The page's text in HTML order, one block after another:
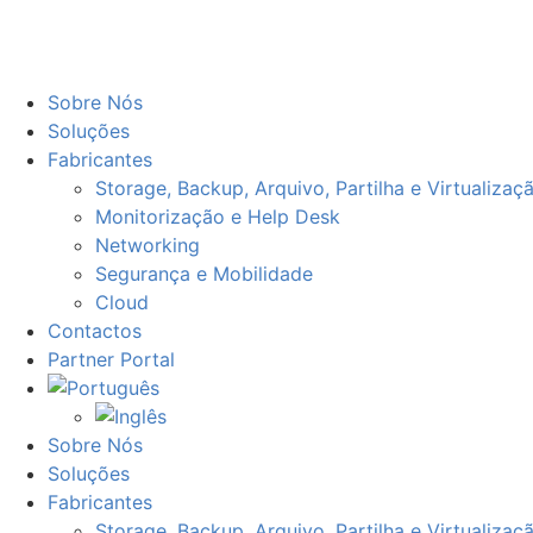
Sobre Nós
Soluções
Fabricantes
Storage, Backup, Arquivo, Partilha​ e
Monitorização e Help Desk
Networking
Segurança e Mobilidade
Cloud
Contactos
Partner Portal
Sobre Nós
Soluções
Fabricantes